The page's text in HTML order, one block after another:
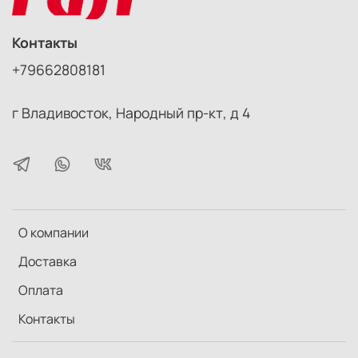
О компании
Доставка
Оплата
Контакты
Контакты
+79662808181
г Владивосток, Народный пр-кт, д 4